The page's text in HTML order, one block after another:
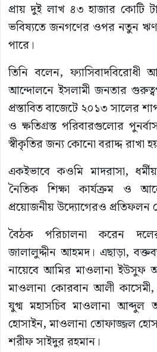
প্রায় দুই লাখ ৪৩ হাজার কোটি
ভবিষ্যতে জনগণের ওপর নতুন
পারে।
তিনি বলেন, ফ্যাসিবাদবিরোধী
আন্দোলনে ইসলামী জনতার
প্রস্তাবিত বাজেটে ২০১৩ সালের
ও ক্ষতিগ্রস্ত পরিবারগুলোর
স্বীকৃতির জন্য কোনো বরাদ্দ রাখা
একইভাবে কওমি মাদরাসা,
নৈতিক শিক্ষা কার্যক্রম ও
প্রয়োজনীয় উদ্যোগেরও প্রতিফলন
বৈঠক পরিচালনা করেন
জালালুদ্দীন আহমদ। এছাড়া,
নায়েবে আমির মাওলানা ইউসুফ
মাওলানা কোরবান আলী
যুগ্ম মহাসচিব মাওলানা
হোসাইন, মাওলানা তোফাজ্জল
শরীফ সাইদুর রহমান।